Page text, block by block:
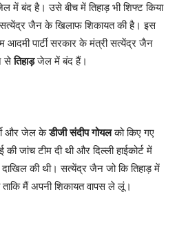
बंद है। उसे बीच में तिहाड़ भी शिफ्ट किया
जैन के खिलाफ शिकायत की है। इस
आदमी पार्टी सरकार के मंत्री सत्येंद्र जैन
सेतिहाड़जेल में बंद हैं।
और जेल केडीजी संदीप गोयलको किए गए
जांच टीम दी थी और दिल्ली हाईकोर्ट में
की थी। सत्येंद्र जैन जो कि तिहाड़ में
मैं अपनी शिकायत वापस ले लूं।